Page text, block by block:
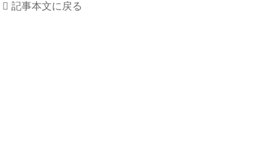
記事本文に戻る